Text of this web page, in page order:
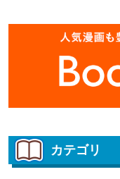
カテゴリ